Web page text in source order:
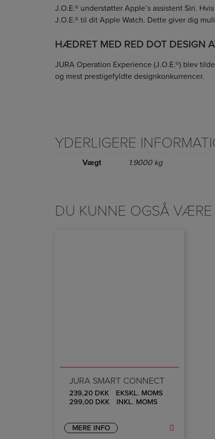
J.O.E.® understøtter Apple’s assistent Siri.
J.O.E.® til dit Apple Watch. Dette giver dig
HÆDRET MED RED DOT DESIGN
JURA Operation Experience (J.O.E.®) blev
og mest prestigefyldte designkonkurrencer.
YDERLIGERE
Vægt 1.9000 kg
DU KUNNE OGSÅ VÆRE
JURA SMART CONNECT
239,20 DKK
EKSKL. MOMS
299,00 DKK INKL. MOMS
MERE INFO